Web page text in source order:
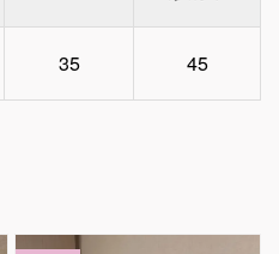
35 45